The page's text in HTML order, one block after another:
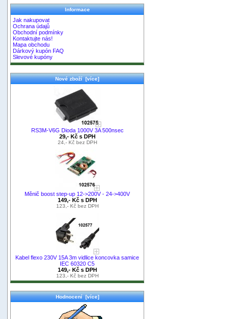
Informace
Jak nakupovat
Ochrana údajů
Obchodní podmínky
Kontaktujte nás!
Mapa obchodu
Dárkový kupón FAQ
Slevové kupóny
Nové zboží [více]
RS3M-V6G Dioda 1000V 3A 500nsec
29,- Kč s DPH
24,- Kč bez DPH
Měnič boost step-up 12->200V - 24->400V
149,- Kč s DPH
123,- Kč bez DPH
Kabel flexo 230V 15A 3m vidlice koncovka samice
IEC 60320 C5
149,- Kč s DPH
123,- Kč bez DPH
Hodnocení [více]